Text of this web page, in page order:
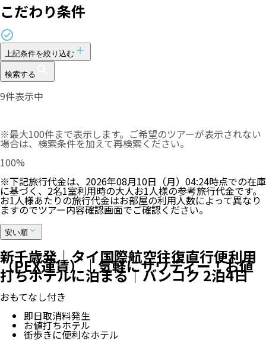
こだわり条件
上記条件を絞り込む
検索する
9件表示中
※最大100件まで表示します。ご希望のツアーが表示されない
場合は、検索条件を加えて再検索ください。
100%
※下記旅行代金は、 2026年08月10日（月）04:24時点での在庫
に基づく、2名1室利用時の大人お1人様の参考旅行代金です。
お1人様あたりの旅行代金はお部屋の利用人数によって異なり
ますのでツアー内容確認画面でご確認ください。
安い順
新千歳発｜タイ国際航空往復直行便利用
（PEX運賃）｜気軽にサワディー！お値
打ちホテルに泊まる｜バンコク 2泊4日
おもてなし付き
即日取消料発生
お値打ちホテル
街歩きに便利なホテル